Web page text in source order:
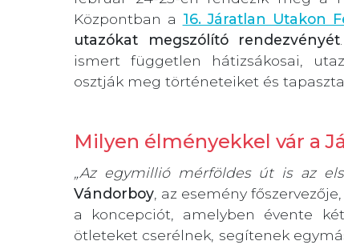
Központban a 16. Járatlan Utakon
utazókat megszólító rendezvényét
ismert független hátizsákosai,
osztják meg történeteiket és
Milyen élményekkel vár a
„Az egymillió mérföldes út is az
Vándorboy , az esemény
a koncepciót, amelyben évente
ötleteket cserélnek, segítenek